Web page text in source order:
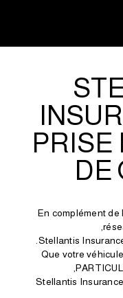
PRISE
DE
En complément de
Stellantis
Que votre
Stellantis